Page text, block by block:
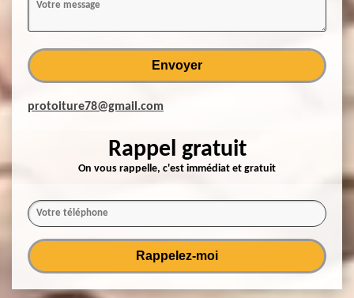
protoiture78@gmail.com
Rappel gratuit
On vous rappelle, c'est immédiat et gratuit